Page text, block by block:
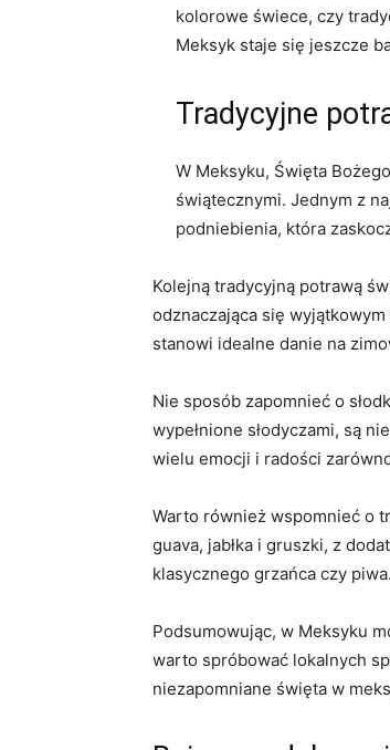
kolorowe świece, czy
Meksyk staje się jeszcze
Tradycyjne
W Meksyku, Święta
świątecznymi. Jednym z
podniebienia, która
Kolejną tradycyjną potrawą
odznaczająca się
stanowi idealne danie na
Nie sposób zapomnieć o
wypełnione słodyczami, są
wielu emocji i radości
Warto również wspomnieć o
guava, jabłka i gruszki, z
klasycznego grzańca czy piwa.
Podsumowując, w Meksyku
warto spróbować lokalnych
niezapomniane święta w